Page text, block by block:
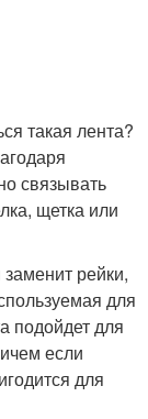
такая лента?
связывать
щетка или
рейки,
для
подойдет для
если
для